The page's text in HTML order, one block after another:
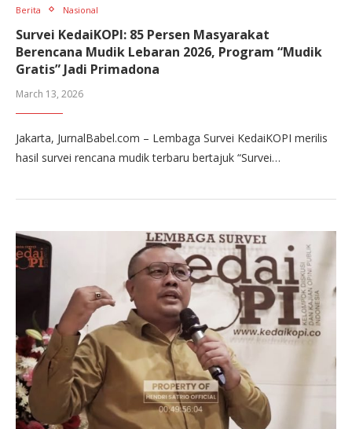
Berita Nasional
Survei KedaiKOPI: 85 Persen Masyarakat
Berencana Mudik Lebaran 2026, Program “Mudik
Gratis” Jadi Primadona
March 13, 2026
Jakarta, JurnalBabel.com – Lembaga Survei KedaiKOPI merilis
hasil survei rencana mudik terbaru bertajuk “Survei…